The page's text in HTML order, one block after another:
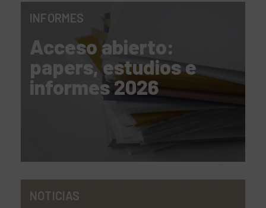
INFORMES
Acceso abierto:
papers, estudios e
informes 2026
NOTICIAS